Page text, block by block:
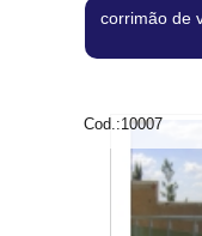
corrimão de
Cod.:10007